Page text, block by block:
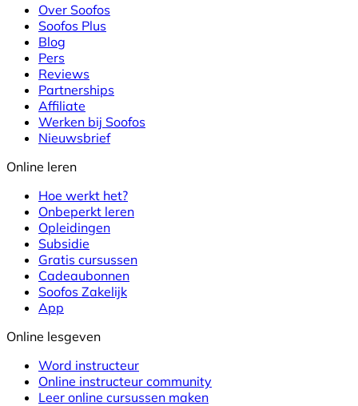
Over Soofos
Soofos Plus
Blog
Pers
Reviews
Partnerships
Affiliate
Werken bij Soofos
Nieuwsbrief
Online leren
Hoe werkt het?
Onbeperkt leren
Opleidingen
Subsidie
Gratis cursussen
Cadeaubonnen
Soofos Zakelijk
App
Online lesgeven
Word instructeur
Online instructeur community
Leer online cursussen maken